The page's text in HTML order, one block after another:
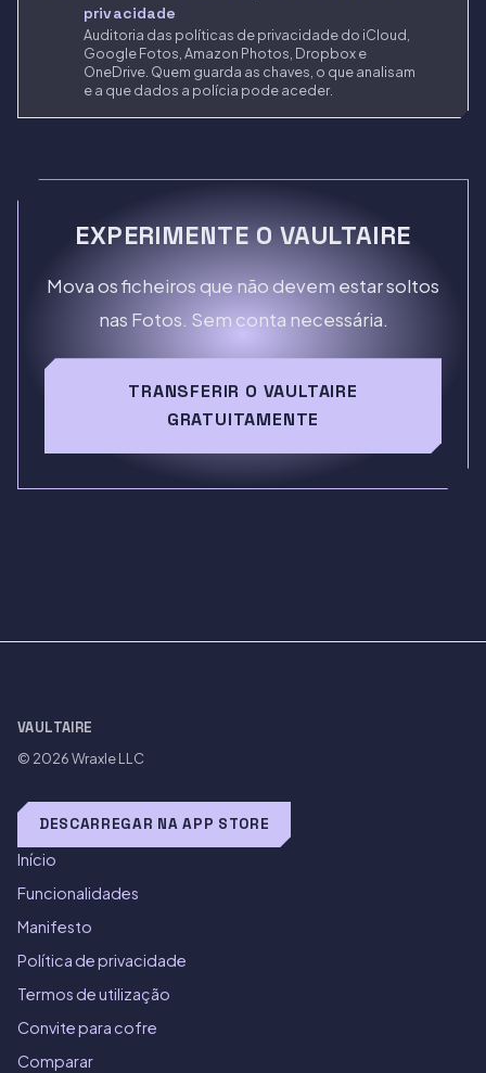
privacidade
Auditoria das políticas de privacidade do iCloud,
Google Fotos, Amazon Photos, Dropbox e
OneDrive. Quem guarda as chaves, o que analisam
e a que dados a polícia pode aceder.
EXPERIMENTE O VAULTAIRE
Mova os ficheiros que não devem estar soltos
nas Fotos. Sem conta necessária.
TRANSFERIR O VAULTAIRE
GRATUITAMENTE
VAULTAIRE
© 2026Wraxle LLC
DESCARREGAR NA APP STORE
Início
Funcionalidades
Manifesto
Política de privacidade
Termos de utilização
Convite para cofre
Comparar